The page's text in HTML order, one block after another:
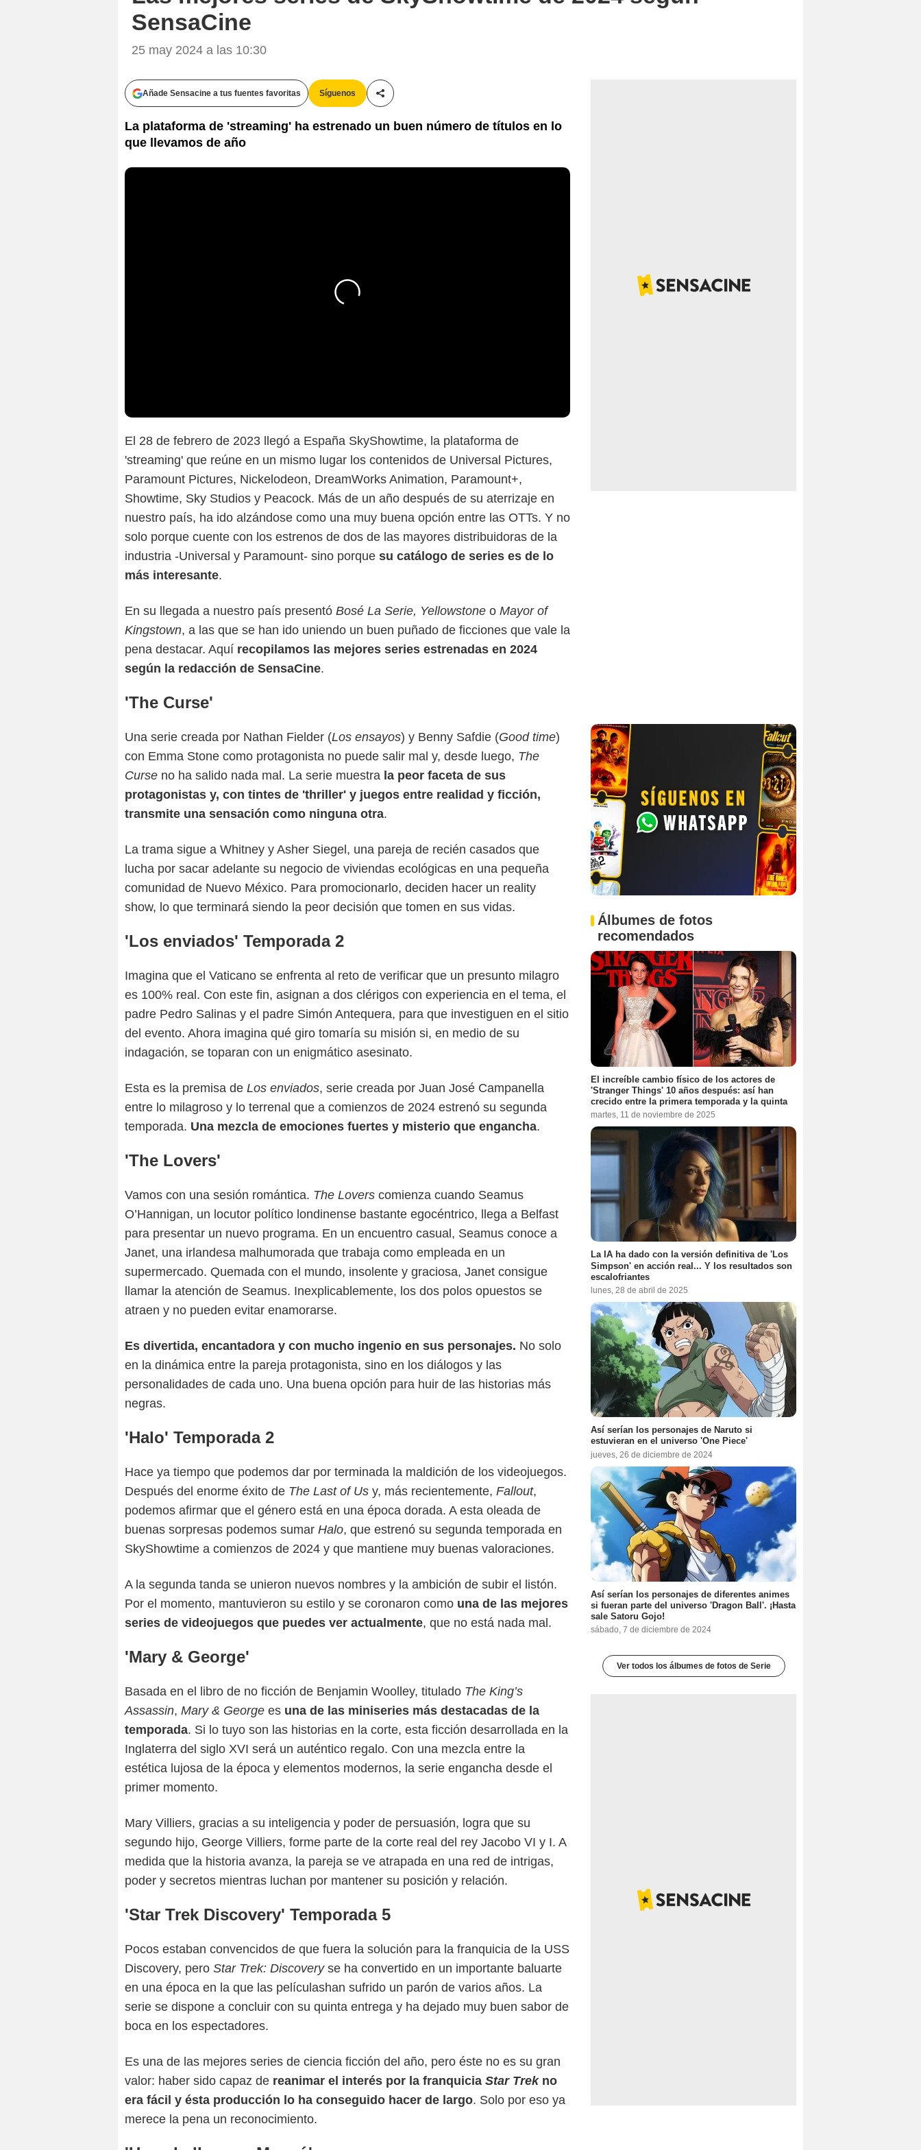
SensaCine
25 may 2024 a las 10:30
Añade Sensacine a tus fuentes favoritas Síguenos
Compartir esta noticia
La plataforma de 'streaming' ha estrenado un buen número de títulos en lo
que llevamos de año
El 28 de febrero de 2023 llegó a España SkyShowtime, la plataforma de
'streaming' que reúne en un mismo lugar los contenidos de Universal Pictures,
Paramount Pictures, Nickelodeon, DreamWorks Animation, Paramount+,
Showtime, Sky Studios y Peacock. Más de un año después de su aterrizaje en
nuestro país, ha ido alzándose como una muy buena opción entre las OTTs. Y no
solo porque cuente con los estrenos de dos de las mayores distribuidoras de la
industria -Universal y Paramount- sino porque su catálogo de series es de lo
más interesante.
En su llegada a nuestro país presentó Bosé La Serie, Yellowstone o Mayor of
Kingstown, a las que se han ido uniendo un buen puñado de ficciones que vale la
pena destacar. Aquí recopilamos las mejores series estrenadas en 2024
según la redacción de SensaCine.
'The Curse'
Una serie creada por Nathan Fielder (Los ensayos) y Benny Safdie (Good time)
con Emma Stone como protagonista no puede salir mal y, desde luego, The
Curse no ha salido nada mal. La serie muestra la peor faceta de sus
protagonistas y, con tintes de 'thriller' y juegos entre realidad y ficción,
transmite una sensación como ninguna otra.
La trama sigue a Whitney y Asher Siegel, una pareja de recién casados que
lucha por sacar adelante su negocio de viviendas ecológicas en una pequeña
comunidad de Nuevo México. Para promocionarlo, deciden hacer un reality
show, lo que terminará siendo la peor decisión que tomen en sus vidas.
'Los enviados' Temporada 2
Imagina que el Vaticano se enfrenta al reto de verificar que un presunto milagro
es 100% real. Con este fin, asignan a dos clérigos con experiencia en el tema, el
padre Pedro Salinas y el padre Simón Antequera, para que investiguen en el sitio
del evento. Ahora imagina qué giro tomaría su misión si, en medio de su
indagación, se toparan con un enigmático asesinato.
Esta es la premisa de Los enviados, serie creada por Juan José Campanella
entre lo milagroso y lo terrenal que a comienzos de 2024 estrenó su segunda
temporada. Una mezcla de emociones fuertes y misterio que engancha.
'The Lovers'
Vamos con una sesión romántica. The Lovers comienza cuando Seamus
O’Hannigan, un locutor político londinense bastante egocéntrico, llega a Belfast
para presentar un nuevo programa. En un encuentro casual, Seamus conoce a
Janet, una irlandesa malhumorada que trabaja como empleada en un
supermercado. Quemada con el mundo, insolente y graciosa, Janet consigue
llamar la atención de Seamus. Inexplicablemente, los dos polos opuestos se
atraen y no pueden evitar enamorarse.
Es divertida, encantadora y con mucho ingenio en sus personajes. No solo
en la dinámica entre la pareja protagonista, sino en los diálogos y las
personalidades de cada uno. Una buena opción para huir de las historias más
negras.
'Halo' Temporada 2
Hace ya tiempo que podemos dar por terminada la maldición de los videojuegos.
Después del enorme éxito de The Last of Us y, más recientemente, Fallout,
podemos afirmar que el género está en una época dorada. A esta oleada de
buenas sorpresas podemos sumar Halo, que estrenó su segunda temporada en
SkyShowtime a comienzos de 2024 y que mantiene muy buenas valoraciones.
A la segunda tanda se unieron nuevos nombres y la ambición de subir el listón.
Por el momento, mantuvieron su estilo y se coronaron como una de las mejores
series de videojuegos que puedes ver actualmente, que no está nada mal.
'Mary & George'
Basada en el libro de no ficción de Benjamin Woolley, titulado The King’s
Assassin, Mary & George es una de las miniseries más destacadas de la
temporada. Si lo tuyo son las historias en la corte, esta ficción desarrollada en la
Inglaterra del siglo XVI será un auténtico regalo. Con una mezcla entre la
estética lujosa de la época y elementos modernos, la serie engancha desde el
primer momento.
Mary Villiers, gracias a su inteligencia y poder de persuasión, logra que su
segundo hijo, George Villiers, forme parte de la corte real del rey Jacobo VI y I. A
medida que la historia avanza, la pareja se ve atrapada en una red de intrigas,
poder y secretos mientras luchan por mantener su posición y relación.
'Star Trek Discovery' Temporada 5
Pocos estaban convencidos de que fuera la solución para la franquicia de la USS
Discovery, pero Star Trek: Discoveryse ha convertido en un importante baluarte
en una época en la que las películashan sufrido un parón de varios años. La
serie se dispone a concluir con su quinta entrega y ha dejado muy buen sabor de
boca en los espectadores.
Es una de las mejores series de ciencia ficción del año, pero éste no es su gran
valor: haber sido capaz de reanimar el interés por la franquicia Star Trekno
era fácil y ésta producción lo ha conseguido hacer de largo. Solo por eso ya
merece la pena un reconocimiento.
Álbumes de fotos
recomendados
El increíble cambio físico de los actores de
'Stranger Things' 10 años después: así han
crecido entre la primera temporada y la quinta
martes, 11 de noviembre de 2025
La IA ha dado con la versión definitiva de 'Los
Simpson' en acción real... Y los resultados son
escalofriantes
lunes, 28 de abril de 2025
Así serían los personajes de Naruto si
estuvieran en el universo 'One Piece'
jueves, 26 de diciembre de 2024
Así serían los personajes de diferentes animes
si fueran parte del universo 'Dragon Ball'. ¡Hasta
sale Satoru Gojo!
sábado, 7 de diciembre de 2024
Ver todos los álbumes de fotos de Serie